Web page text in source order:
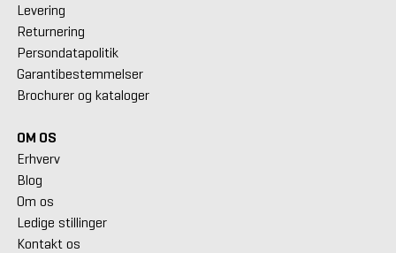
Levering
Returnering
Persondatapolitik
Garantibestemmelser
Brochurer og kataloger
OM OS
Erhverv
Blog
Om os
Ledige stillinger
Kontakt os